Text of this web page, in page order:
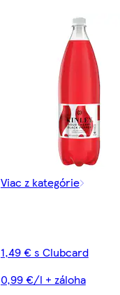
Viac z kategórie
1,49 € s Clubcard
0,99 €/l + záloha